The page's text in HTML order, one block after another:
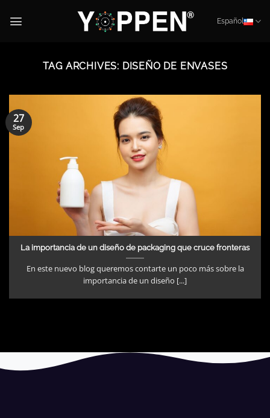
Español
TAG ARCHIVES: DISEÑO DE ENVASES
La importancia de un diseño de packaging que cruce fronteras
En este nuevo blog queremos contarte un poco más sobre la
importancia de un diseño [...]
27
Sep